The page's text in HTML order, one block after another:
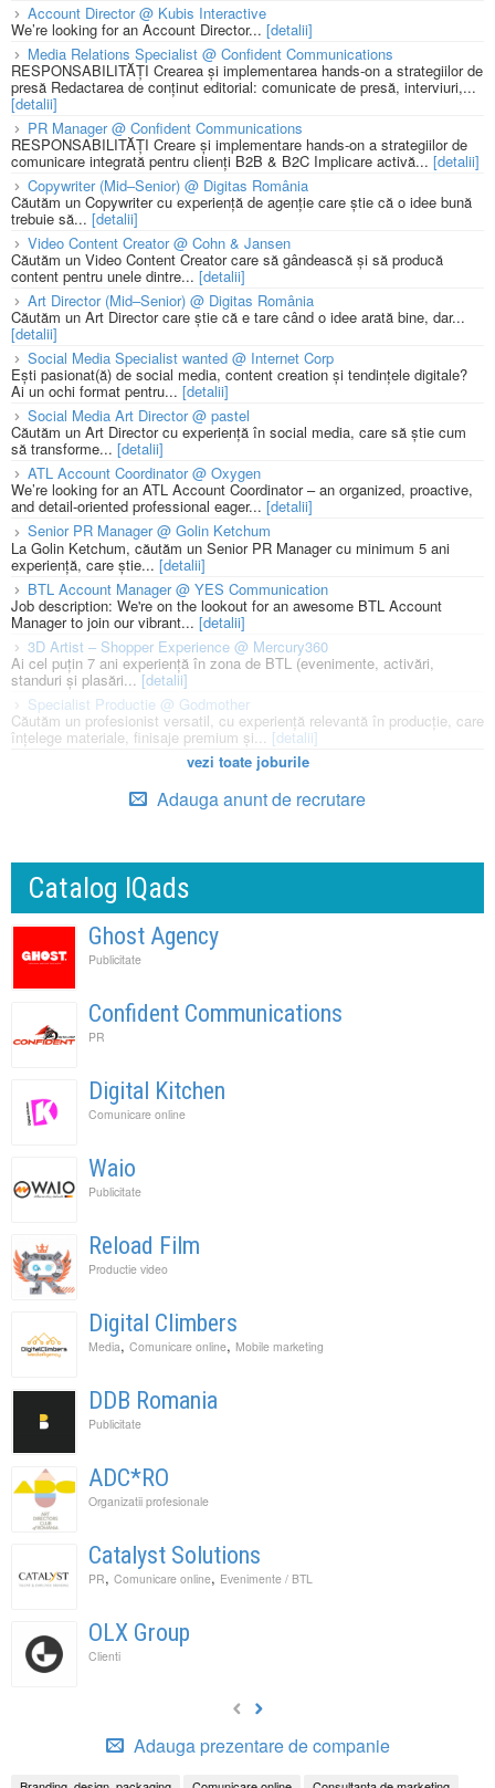
Account Director @ Kubis Interactive
We’re looking for an Account Director... [detalii]
Media Relations Specialist @ Confident Communications
RESPONSABILITĂȚI Crearea și implementarea hands-on a strategiilor de
presă Redactarea de conținut editorial: comunicate de presă, interviuri,...
[detalii]
PR Manager @ Confident Communications
RESPONSABILITĂȚI Creare și implementare hands-on a strategiilor de
comunicare integrată pentru clienți B2B & B2C Implicare activă... [detalii]
Copywriter (Mid–Senior) @ Digitas România
Căutăm un Copywriter cu experiență de agenție care știe că o idee bună
trebuie să... [detalii]
Video Content Creator @ Cohn & Jansen
Căutăm un Video Content Creator care să gândească și să producă
content pentru unele dintre... [detalii]
Art Director (Mid–Senior) @ Digitas România
Căutăm un Art Director care știe că e tare când o idee arată bine, dar...
[detalii]
Social Media Specialist wanted @ Internet Corp
Ești pasionat(ă) de social media, content creation și tendințele digitale?
Ai un ochi format pentru... [detalii]
Social Media Art Director @ pastel
Căutăm un Art Director cu experiență în social media, care să știe cum
să transforme... [detalii]
ATL Account Coordinator @ Oxygen
We’re looking for an ATL Account Coordinator – an organized, proactive,
and detail-oriented professional eager... [detalii]
Senior PR Manager @ Golin Ketchum
La Golin Ketchum, căutăm un Senior PR Manager cu minimum 5 ani
experiență, care știe... [detalii]
BTL Account Manager @ YES Communication
Job description: We're on the lookout for an awesome BTL Account
Manager to join our vibrant... [detalii]
3D Artist – Shopper Experience @ Mercury360
Ai cel puțin 7 ani experiență în zona de BTL (evenimente, activări,
standuri și plasări...[detalii]
Specialist Productie @ Godmother
Căutăm un profesionist versatil, cu experiență relevantă în producție, care
înțelege materiale, finisaje premium și... [detalii]
vezi toate joburile
Adauga anunt de recrutare
Catalog IQads
Ghost Agency
Publicitate
Confident Communications
PR
Digital Kitchen
Comunicare online
Waio
Publicitate
Reload Film
Productie video
Digital Climbers
Media, Comunicare online, Mobile marketing
DDB Romania
Publicitate
ADC*RO
Organizatii profesionale
Catalyst Solutions
PR, Comunicare online, Evenimente / BTL
OLX Group
Clienti
Adauga prezentare de companie